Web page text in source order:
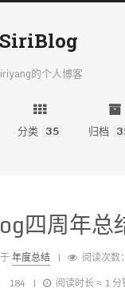
SiriBlog
的个人博客
分类 35 归档
四周年总
年度总结 阅读次数：
184 阅读时长 ≈ 1 分